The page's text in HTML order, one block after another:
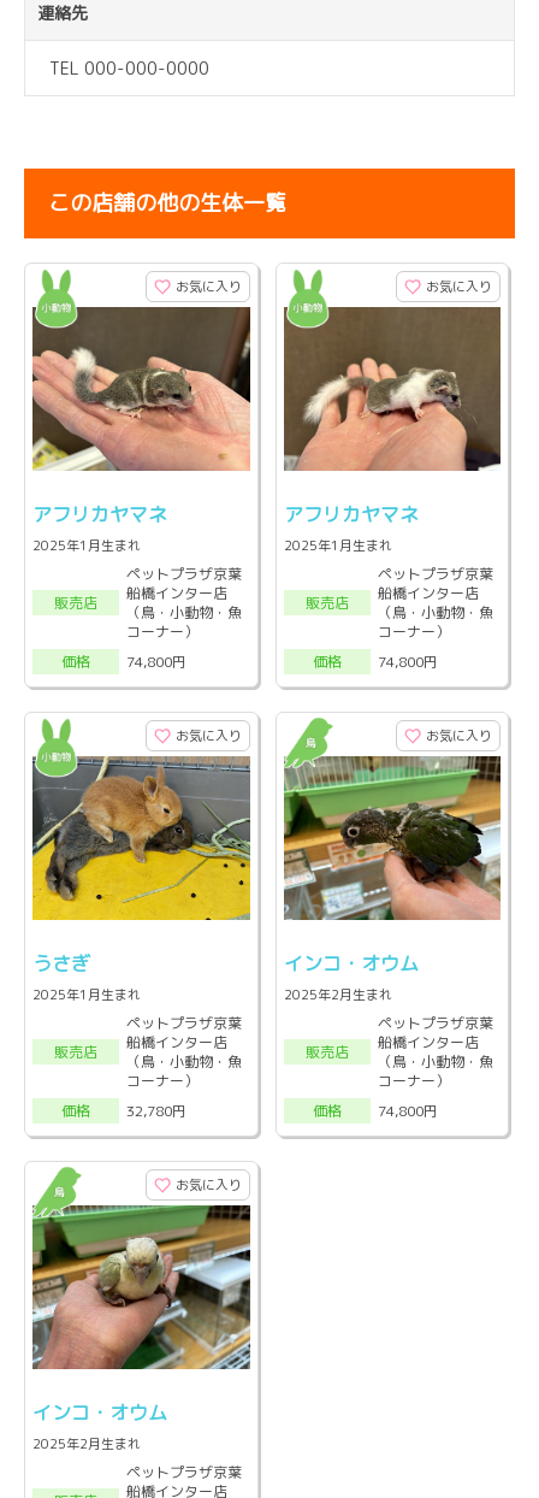
連絡先
TEL 000-000-0000
この店舗の他の生体一覧
お気に入り
アフリカヤマネ
2025年1月生まれ
販売店
ペットプラザ京葉
船橋インター店
（鳥・小動物・魚
コーナー）
価格
74,800円
お気に入り
アフリカヤマネ
2025年1月生まれ
販売店
ペットプラザ京葉
船橋インター店
（鳥・小動物・魚
コーナー）
価格
74,800円
お気に入り
うさぎ
2025年1月生まれ
販売店
ペットプラザ京葉
船橋インター店
（鳥・小動物・魚
コーナー）
価格
32,780円
お気に入り
インコ・オウム
2025年2月生まれ
販売店
ペットプラザ京葉
船橋インター店
（鳥・小動物・魚
コーナー）
価格
74,800円
お気に入り
インコ・オウム
2025年2月生まれ
ペットプラザ京葉
船橋インター店